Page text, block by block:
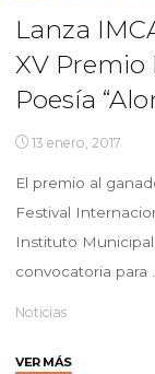
Lanza
XV Premio
Poesía
13 enero, 2017
El premio al
Festival
Instituto
convocatoria para
Noticias
VER MÁS"Lanza